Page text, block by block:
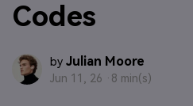
Codes
by Julian Moore
Jun 11, 26 · 8 min(s)